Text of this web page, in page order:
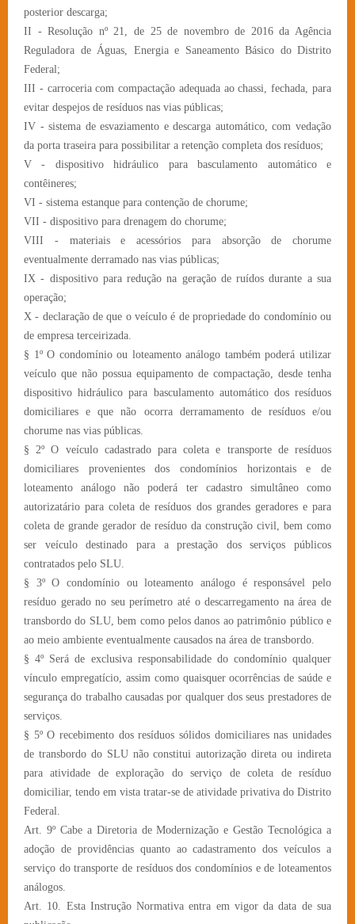
posterior descarga;
II - Resolução nº 21, de 25 de novembro de 2016 da Agência
Reguladora de Águas, Energia e Saneamento Básico do Distrito
Federal;
III - carroceria com compactação adequada ao chassi, fechada, para
evitar despejos de resíduos nas vias públicas;
IV - sistema de esvaziamento e descarga automático, com vedação
da porta traseira para possibilitar a retenção completa dos resíduos;
V - dispositivo hidráulico para basculamento automático e
contêineres;
VI - sistema estanque para contenção de chorume;
VII - dispositivo para drenagem do chorume;
VIII - materiais e acessórios para absorção de chorume
eventualmente derramado nas vias públicas;
IX - dispositivo para redução na geração de ruídos durante a sua
operação;
X - declaração de que o veículo é de propriedade do condomínio ou
de empresa terceirizada.
§ 1º O condomínio ou loteamento análogo também poderá utilizar
veículo que não possua equipamento de compactação, desde tenha
dispositivo hidráulico para basculamento automático dos resíduos
domiciliares e que não ocorra derramamento de resíduos e/ou
chorume nas vias públicas.
§ 2º O veículo cadastrado para coleta e transporte de resíduos
domiciliares provenientes dos condomínios horizontais e de
loteamento análogo não poderá ter cadastro simultâneo como
autorizatário para coleta de resíduos dos grandes geradores e para
coleta de grande gerador de resíduo da construção civil, bem como
ser veículo destinado para a prestação dos serviços públicos
contratados pelo SLU.
§ 3º O condomínio ou loteamento análogo é responsável pelo
resíduo gerado no seu perímetro até o descarregamento na área de
transbordo do SLU, bem como pelos danos ao patrimônio público e
ao meio ambiente eventualmente causados na área de transbordo.
§ 4º Será de exclusiva responsabilidade do condomínio qualquer
vínculo empregatício, assim como quaisquer ocorrências de saúde e
segurança do trabalho causadas por qualquer dos seus prestadores de
serviços.
§ 5º O recebimento dos resíduos sólidos domiciliares nas unidades
de transbordo do SLU não constitui autorização direta ou indireta
para atividade de exploração do serviço de coleta de resíduo
domiciliar, tendo em vista tratar-se de atividade privativa do Distrito
Federal.
Art. 9º Cabe a Diretoria de Modernização e Gestão Tecnológica a
adoção de providências quanto ao cadastramento dos veículos a
serviço do transporte de resíduos dos condomínios e de loteamentos
análogos.
Art. 10. Esta Instrução Normativa entra em vigor da data de sua